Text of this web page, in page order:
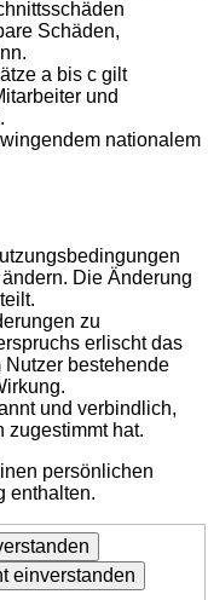
Schäden,
a bis c gilt
und
nationalem
Die Änderung
zu
erlischt das
bestehende
und verbindlich,
zugestimmt hat.
persönlichen
enthalten.